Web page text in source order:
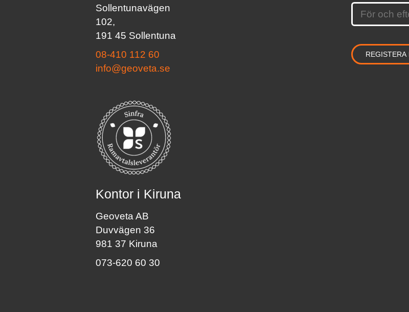
Sollentunavägen
102,
191 45 Sollentuna
08-410 112 60
info@geoveta.se
Kontor i Kiruna
Geoveta AB
Duvvägen 36
981 37 Kiruna
073-620 60 30